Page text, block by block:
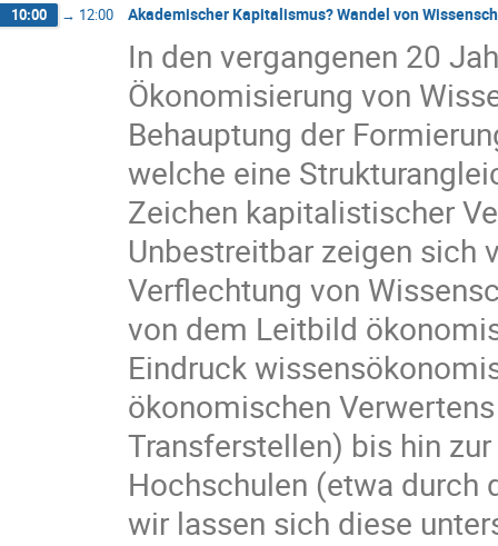
10:00 → 12:00 Akademischer Kapitalismus? Wandel von
In den vergangenen 20
Ökonomisierung von
Behauptung der
welche eine
Zeichen kapitalistischer
Unbestreitbar zeigen sich
Verflechtung von
von dem Leitbild
Eindruck
ökonomischen
Transferstellen) bis hin
Hochschulen (etwa durch
wir lassen sich diese